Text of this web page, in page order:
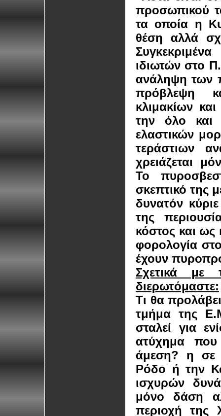
προσωπικού
τα οποία η
θέση αλλά
ιδιωτών στο
ανάληψη των
πρόβλεψη
κλιμακίων
την όλο και
ελαστικών
τεράστιων
χρειάζεται
Το
σκεπτικό της
δυνατόν
της
κόστος και
φορολογία
έχουν
Σχετικά με
διερωτόμαστε:
Τι θα
τμήμα της
σταλεί για
ατύχημα που
άμεση? η σε
Ρόδο ή την
ισχυρών
μόνο δάση
περιοχή της